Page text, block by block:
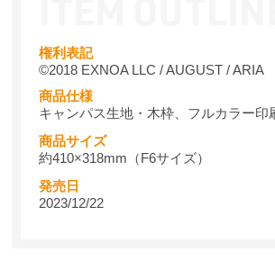
権利表記
©2018 EXNOA LLC / AUGUST / ARIA
商品仕様
キャンパス生地・木枠、フルカラー印
商品サイズ
約410×318mm（F6サイズ）
発売日
2023/12/22